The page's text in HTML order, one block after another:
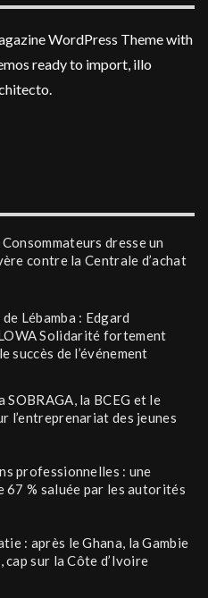
WordPress Theme with
ready to import, illo
dresse un
contre la Centrale d’achat
Lébamba : Edgard
Solidarité fortement
succès de l’événement
SOBRAGA, la BCEG et le
l’entreprenariat des jeunes
professionnelles : une
67 % saluée par les autorités
: après le Ghana, la Gambie
cap sur la Côte d’Ivoire